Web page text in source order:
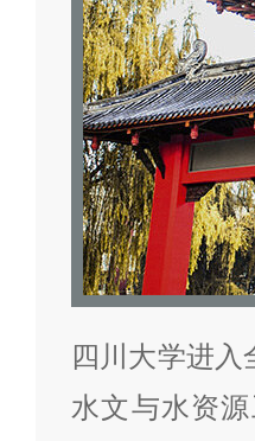
四川大学进
水文与水资